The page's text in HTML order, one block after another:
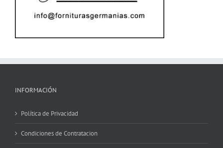
INFORMACIÓN
Política de Privacidad
Condiciones de Contratacion